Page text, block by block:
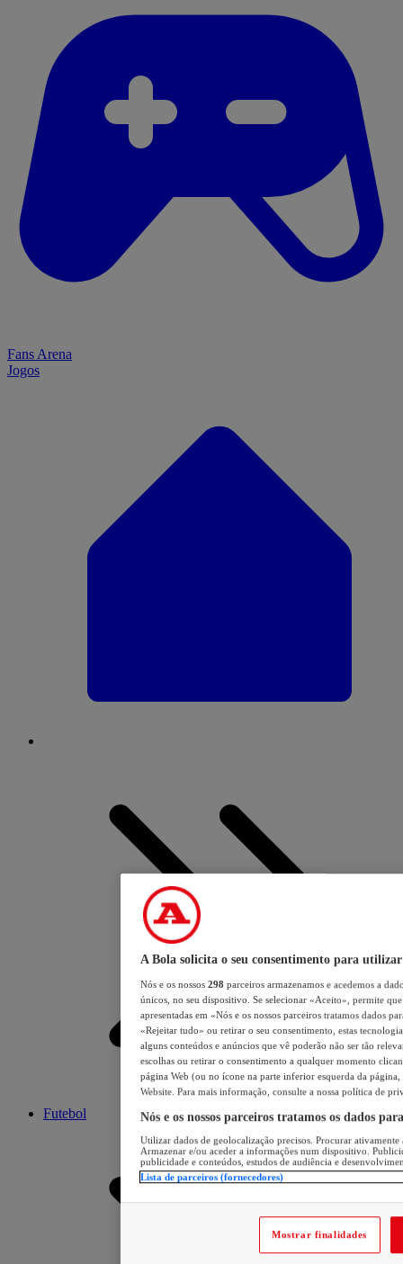
Fans Arena
Jogos
Futebol
A Bola solicita o seu consentimento para utilizar
Nós e os nossos 298 parceiros armazenamos e acedemos a
únicos, no seu dispositivo. Se selecionar «Aceito», permite
apresentadas em «Nós e os nossos parceiros tratamos dados
«Rejeitar tudo» ou retirar o seu consentimento, estas
alguns conteúdos e anúncios que vê poderão não ser tão
escolhas ou retirar o consentimento a qualquer momento
página Web (ou no ícone na parte inferior esquerda da página,
Website. Para mais informação, consulte a nossa política de
Nós e os nossos parceiros tratamos os dados
Utilizar dados de geolocalização precisos. Procurar
Armazenar e/ou aceder a informações num dispositivo.
publicidade e conteúdos, estudos de audiência e
Lista de parceiros (fornecedores)
Mostrar finalidades